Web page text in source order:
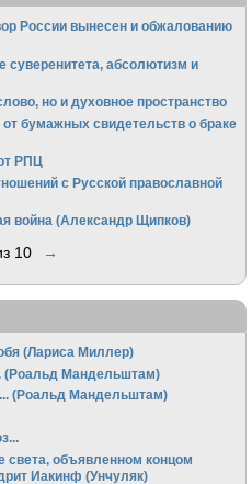
России вынесен и обжалованию
суверенитета, абсолютизм и
но и духовное пространство
бумажных свидетельств о браке
РПЦ
с Русской православной
война (Александр Щипков)
10 →
(Лариса Миллер)
(Роальд Мандельштам)
(Роальд Мандельштам)
света, объявленном концом
Иакинф (Унчуляк)